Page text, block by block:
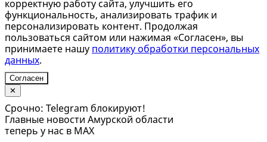
корректную работу сайта, улучшить его
функциональность, анализировать трафик и
персонализировать контент. Продолжая
пользоваться сайтом или нажимая «Согласен», вы
принимаете нашу политику обработки персональных
данных.
Согласен
✕
Срочно: Telegram блокируют!
Главные новости Амурской области
теперь у нас в MAX